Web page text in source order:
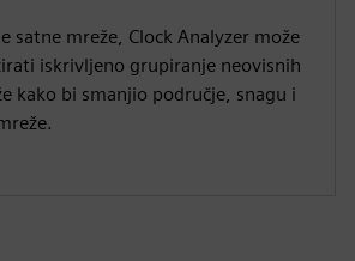
satne mreže, Clock Analyzer može
iskrivljeno grupiranje neovisnih
kako bi smanjio područje, snagu i